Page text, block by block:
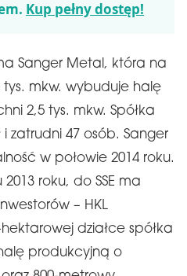
Kup pełny dostęp!
Sanger Metal, która na
tys. mkw. wybuduje halę
2,5 tys. mkw. Spółka
i zatrudni 47 osób. Sanger
w połowie 2014 roku.
roku, do SSE ma
– HKL
działce spółka
produkcyjną o